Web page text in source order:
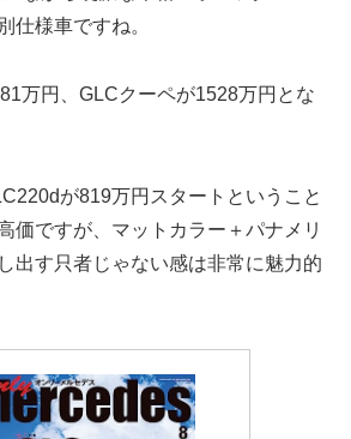
仕様車ですね。
万円、GLCクーペが1528万円とな
が819万円スタートということ
価ですが、マットカラー＋パナメリ
出す只者じゃない感は非常に魅力的